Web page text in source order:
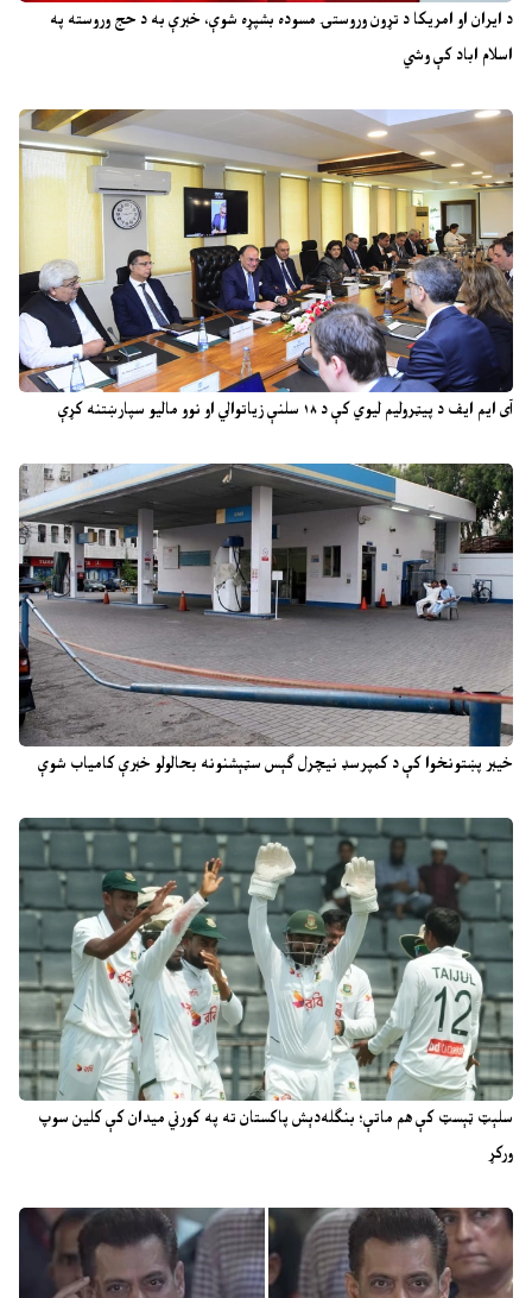
د ایران او امریکا د تړون وروستۍ مسوده بشپړه شوې، خبرې به د حج وروسته په
اسلام اباد کې وشي
آی ایم ایف د پیټرولیم لیوي کې د ۱۸ سلنې زیاتوالي او نوو مالیو سپارښتنه کړې
خیبر پښتونخوا کې د کمپرسډ نیچرل ګېس سټېشنونه بحالولو خبرې کامیاب شوې
سلېټ ټېسټ کې هم ماتې؛ بنګله‌دېش پاکستان ته په کورني میدان کې کلین سوپ
ورکړ